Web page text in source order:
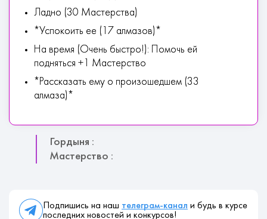
Ладно (30 Мастерства)
*Успокоить ее (17 алмазов)*
На время (Очень быстро!): Помочь ей
подняться +1 Мастерство
*Рассказать ему о произошедшем (33
алмаза)*
Гордыня :
Мастерство :
Подпишись на наш телеграм-канал и будь в курсе
последних новостей и конкурсов!